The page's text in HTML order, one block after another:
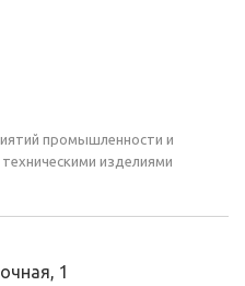
промышленности и
изделиями
1